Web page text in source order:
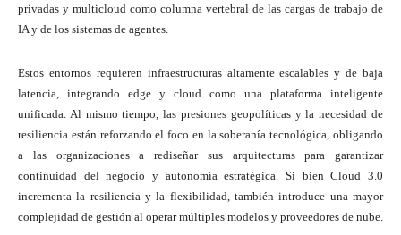
privadas y multicloud como columna vertebral de las cargas de trabajo de
IA y de los sistemas de agentes.
Estos entornos requieren infraestructuras altamente escalables y de baja
latencia, integrando edge y cloud como una plataforma inteligente
unificada. Al mismo tiempo, las presiones geopolíticas y la necesidad de
resiliencia están reforzando el foco en la soberanía tecnológica, obligando
a las organizaciones a rediseñar sus arquitecturas para garantizar
continuidad del negocio y autonomía estratégica. Si bien Cloud 3.0
incrementa la resiliencia y la flexibilidad, también introduce una mayor
complejidad de gestión al operar múltiples modelos y proveedores de nube.